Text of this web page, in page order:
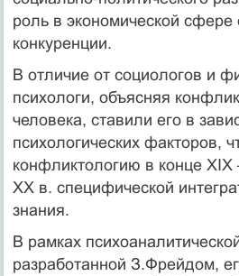
роль в экономической
конкуренции.
В отличие от социологов и
психологи, объясняя
человека, ставили его в
психологических факторов,
конфликтологию в конце
XX в. специфической
знания.
В рамках
разработанной З.Фрейдом,